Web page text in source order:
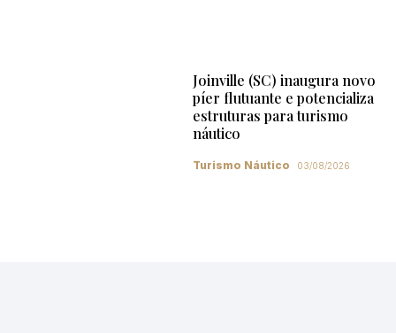
Joinville (SC) inaugura novo
píer flutuante e potencializa
estruturas para turismo
náutico
Turismo Náutico 03/08/2026